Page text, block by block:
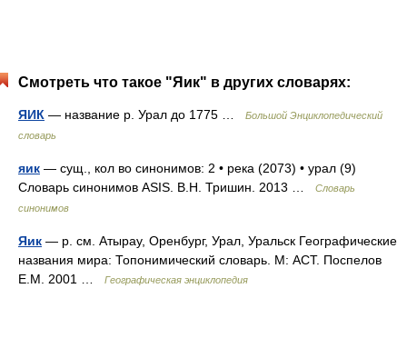
Смотреть что такое "Яик" в других словарях:
ЯИК — название р. Урал до 1775 …
Большой Энциклопедический
словарь
яик — сущ., кол во синонимов: 2 • река (2073) • урал (9)
Словарь синонимов ASIS. В.Н. Тришин. 2013 …
Словарь
синонимов
Яик — р. см. Атырау, Оренбург, Урал, Уральск Географические
названия мира: Топонимический словарь. М: АСТ. Поспелов
Е.М. 2001 …
Географическая энциклопедия